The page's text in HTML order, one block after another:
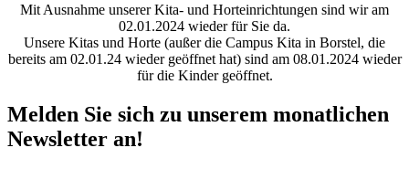
Mit Ausnahme unserer Kita- und Horteinrichtungen sind wir am
02.01.2024 wieder für Sie da.
Unsere Kitas und Horte (außer die Campus Kita in Borstel, die
bereits am 02.01.24 wieder geöffnet hat) sind am 08.01.2024 wieder
für die Kinder geöffnet.
Melden Sie sich zu unserem monatlichen
Newsletter an!